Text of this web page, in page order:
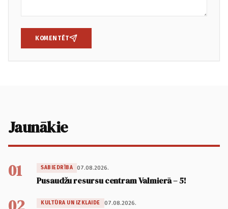
KOMENTĒT
Jaunākie
01 SABIEDRĪBA 07.08.2026.
Pusaudžu resursu centram Valmierā – 5!
KULTŪRA UN IZKLAIDE 07.08.2026.